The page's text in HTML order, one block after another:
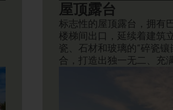
屋顶露台
标志性的屋顶露台，拥有
楼梯间出口，延续着建筑
瓷、石材和玻璃的“碎瓷镶
合，打造出独一无二、充